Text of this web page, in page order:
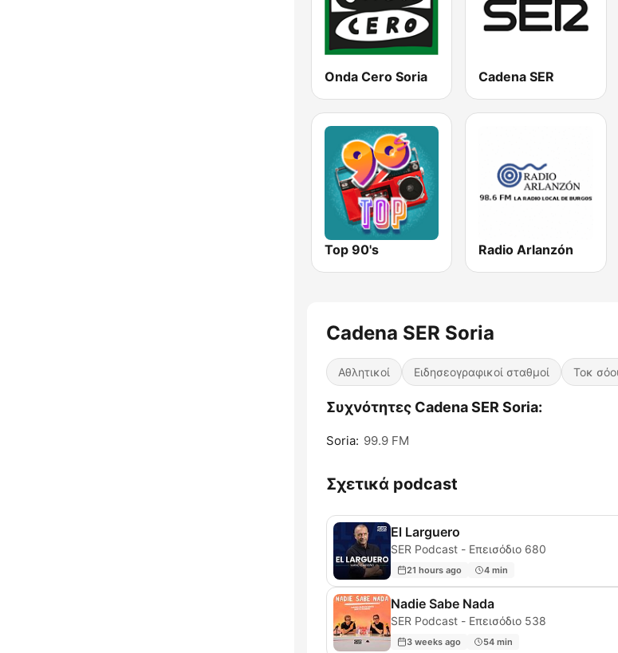
Onda Cero Soria Cadena SER
Top 90's Radio Arlanzón
Cadena SER Soria
Αθλητικοί Ειδησεογραφικοί σταθμοί Τοκ
Συχνότητες Cadena SER Soria:
Soria: 99.9 FM
Σχετικά podcast
El Larguero
SER Podcast - Επεισόδιο 680
21 hours ago 4 min
Nadie Sabe Nada
SER Podcast - Επεισόδιο 538
3 weeks ago 54 min